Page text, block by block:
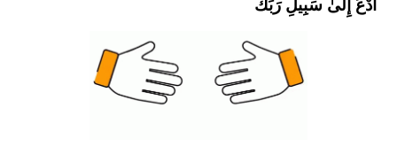
ادْعُ إِلَىٰ سَبِيلِ رَبِّكَ